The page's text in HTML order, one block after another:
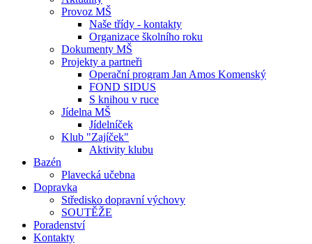
Provoz MŠ
Naše třídy - kontakty
Organizace školního roku
Dokumenty MŠ
Projekty a partneři
Operační program Jan Amos Komenský
FOND SIDUS
S knihou v ruce
Jídelna MŠ
Jídelníček
Klub "Zajíček"
Aktivity klubu
Bazén
Plavecká učebna
Dopravka
Středisko dopravní výchovy
SOUTĚŽE
Poradenství
Kontakty